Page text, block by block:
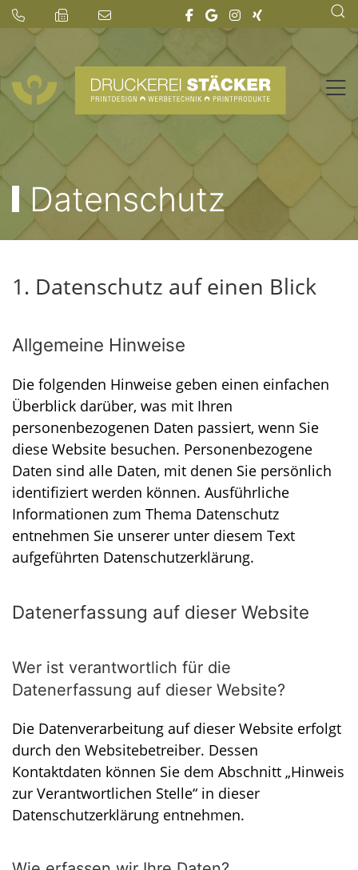
Datenschutz
1. Datenschutz auf einen Blick
Allgemeine Hinweise
Die folgenden Hinweise geben einen einfachen
Überblick darüber, was mit Ihren
personenbezogenen Daten passiert, wenn Sie
diese Website besuchen. Personenbezogene
Daten sind alle Daten, mit denen Sie persönlich
identifiziert werden können. Ausführliche
Informationen zum Thema Datenschutz
entnehmen Sie unserer unter diesem Text
aufgeführten Datenschutzerklärung.
Datenerfassung auf dieser Website
Wer ist verantwortlich für die
Datenerfassung auf dieser Website?
Die Datenverarbeitung auf dieser Website erfolgt
durch den Websitebetreiber. Dessen
Kontaktdaten können Sie dem Abschnitt „Hinweis
zur Verantwortlichen Stelle“ in dieser
Datenschutzerklärung entnehmen.